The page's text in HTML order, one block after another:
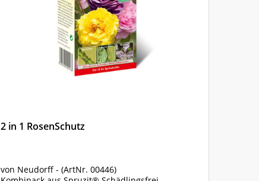
2 in 1 RosenSchutz
von Neudorff - (ArtNr. 00446)